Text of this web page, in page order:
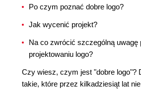
Po czym poznać dobre logo?
Jak wycenić projekt?
Na co zwrócić szczególną uwagę
projektowaniu logo?
Czy wiesz, czym jest "dobre logo"?
takie, które przez kilkadziesiąt lat nie